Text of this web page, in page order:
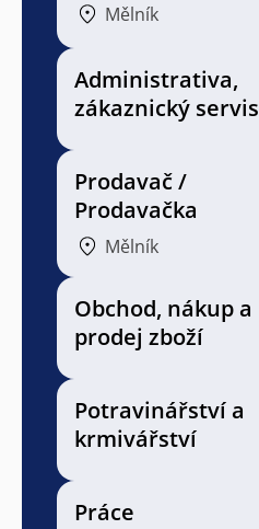
Mělník
Administrativa,
zákaznický servis
Prodavač /
Prodavačka
Mělník
Obchod, nákup a
prodej zboží
Potravinářství a
krmivářství
Práce